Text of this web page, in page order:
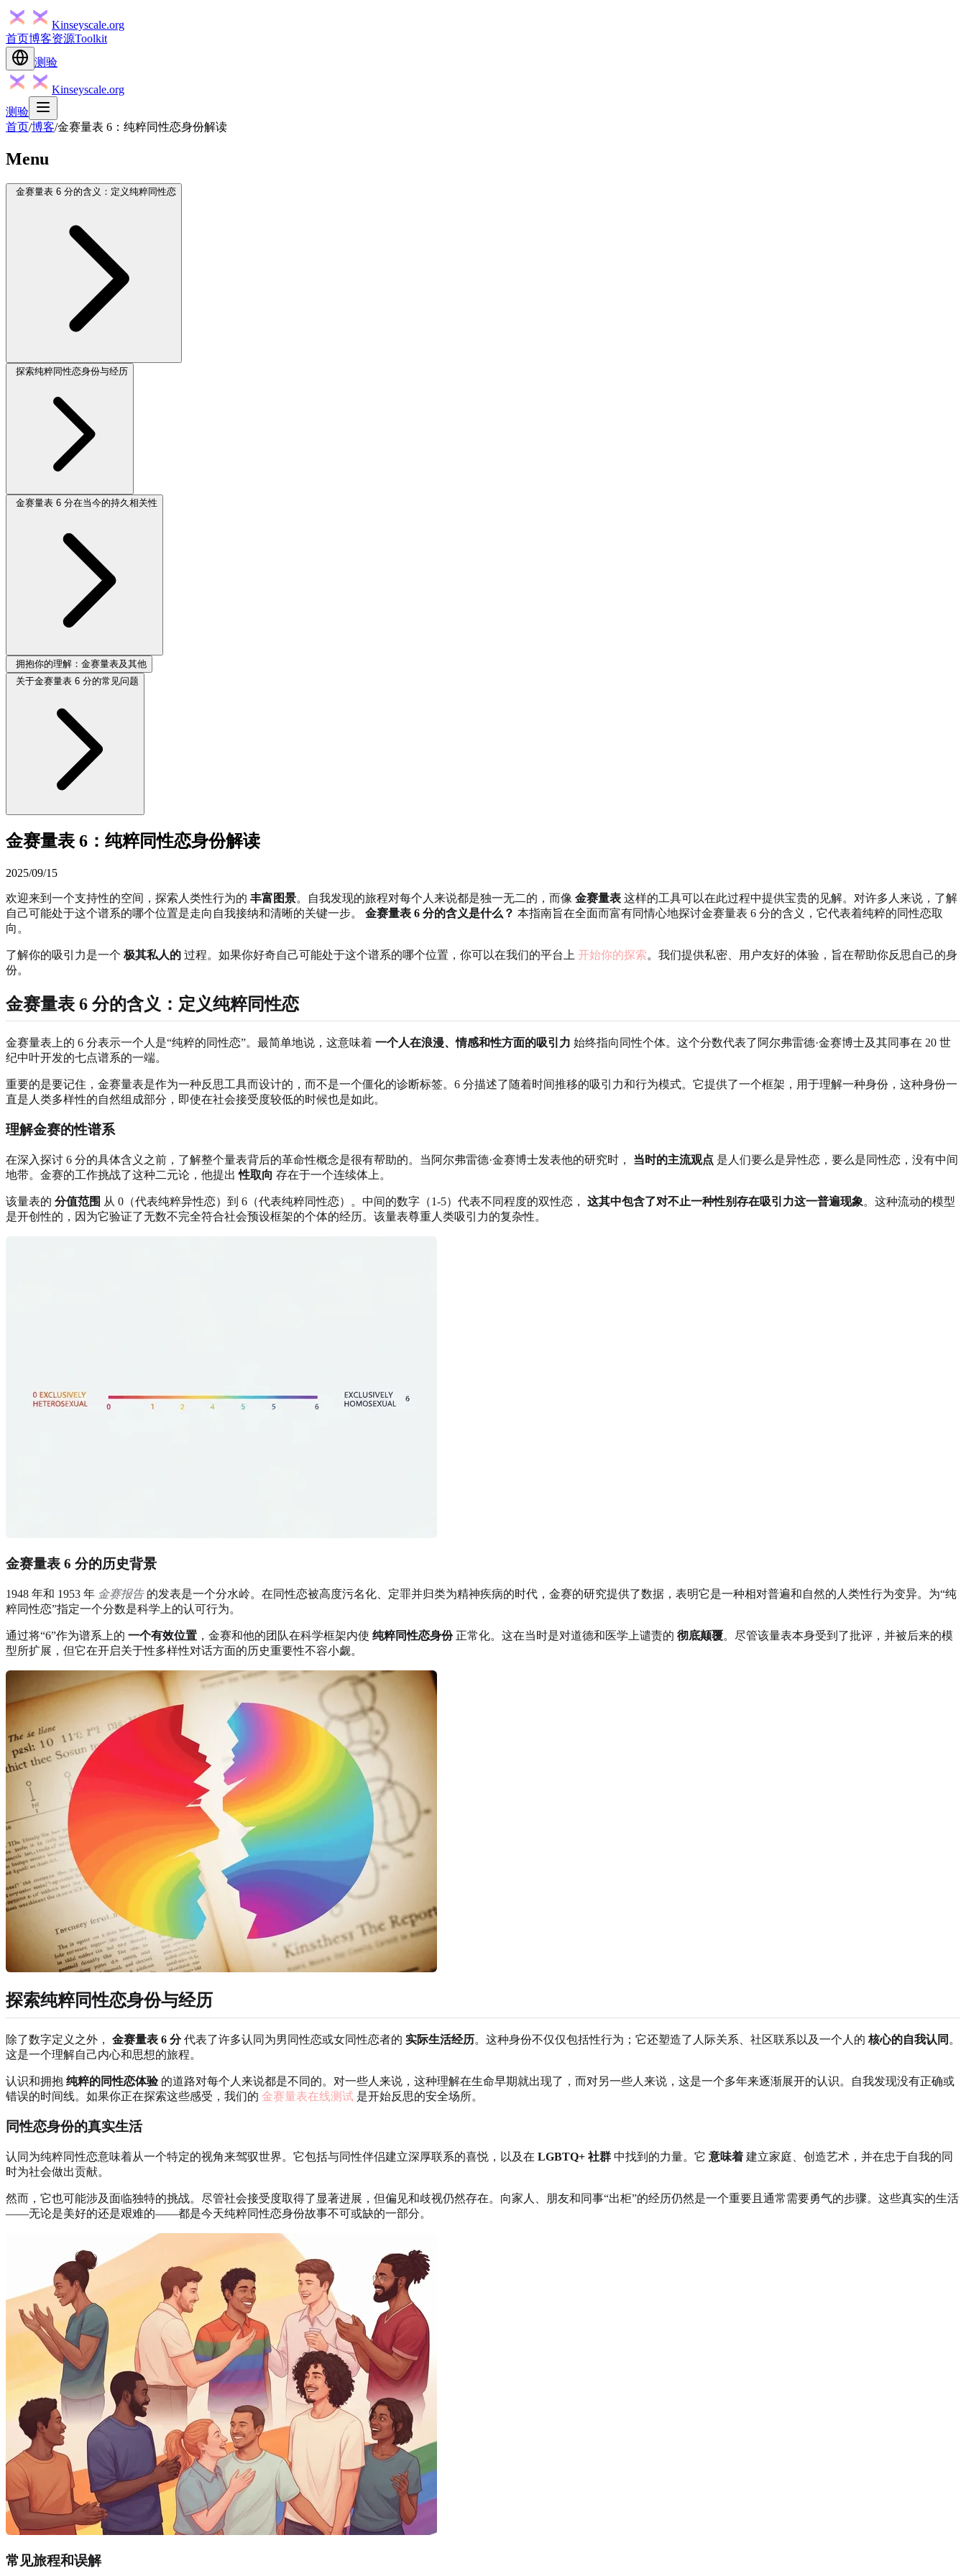
Kinseyscale.org
首页博客资源Toolkit
测验
Kinseyscale.org
测验
首页/博客/金赛量表 6：纯粹同性恋身份解读
Menu
金赛量表 6 分的含义：定义纯粹同性恋
探索纯粹同性恋身份与经历
金赛量表 6 分在当今的持久相关性
拥抱你的理解：金赛量表及其他
关于金赛量表 6 分的常见问题
金赛量表 6：纯粹同性恋身份解读
2025/09/15
欢迎来到一个支持性的空间，探索人类性行为的 丰富图景。自我发现的旅程对每个人来说都是独一无二的，而像 金赛量表 这样的工具可以在此过程中提供宝贵的见解。对许多人来说，了解
自己可能处于这个谱系的哪个位置是走向自我接纳和清晰的关键一步。 金赛量表 6 分的含义是什么？ 本指南旨在全面而富有同情心地探讨金赛量表 6 分的含义，它代表着纯粹的同性恋取
向。
了解你的吸引力是一个 极其私人的 过程。如果你好奇自己可能处于这个谱系的哪个位置，你可以在我们的平台上 开始你的探索。我们提供私密、用户友好的体验，旨在帮助你反思自己的身
份。
金赛量表 6 分的含义：定义纯粹同性恋
金赛量表上的 6 分表示一个人是“纯粹的同性恋”。最简单地说，这意味着 一个人在浪漫、情感和性方面的吸引力 始终指向同性个体。这个分数代表了阿尔弗雷德·金赛博士及其同事在 20 世
纪中叶开发的七点谱系的一端。
重要的是要记住，金赛量表是作为一种反思工具而设计的，而不是一个僵化的诊断标签。6 分描述了随着时间推移的吸引力和行为模式。它提供了一个框架，用于理解一种身份，这种身份一
直是人类多样性的自然组成部分，即使在社会接受度较低的时候也是如此。
理解金赛的性谱系
在深入探讨 6 分的具体含义之前，了解整个量表背后的革命性概念是很有帮助的。当阿尔弗雷德·金赛博士发表他的研究时， 当时的主流观点 是人们要么是异性恋，要么是同性恋，没有中间
地带。金赛的工作挑战了这种二元论，他提出性取向 存在于一个连续体上。
该量表的 分值范围 从 0（代表纯粹异性恋）到 6（代表纯粹同性恋）。中间的数字（1-5）代表不同程度的双性恋， 这其中包含了对不止一种性别存在吸引力这一普遍现象。这种流动的模型
是开创性的，因为它验证了无数不完全符合社会预设框架的个体的经历。该量表尊重人类吸引力的复杂性。
金赛量表 6 分的历史背景
1948 年和 1953 年 金赛报告的发表是一个分水岭。在同性恋被高度污名化、定罪并归类为精神疾病的时代，金赛的研究提供了数据，表明它是一种相对普遍和自然的人类性行为变异。为“纯
粹同性恋”指定一个分数是科学上的认可行为。
通过将“6”作为谱系上的 一个有效位置 ，金赛和他的团队在科学框架内使 纯粹同性恋身份正常化。这在当时是对道德和医学上谴责的 彻底颠覆。尽管该量表本身受到了批评，并被后来的模
型所扩展，但它在开启关于性多样性对话方面的历史重要性不容小觑。
探索纯粹同性恋身份与经历
除了数字定义之外， 金赛量表 6 分代表了许多认同为男同性恋或女同性恋者的 实际生活经历。这种身份不仅仅包括性行为；它还塑造了人际关系、社区联系以及一个人的 核心的自我认同 。
这是一个理解自己内心和思想的旅程。
认识和拥抱 纯粹的同性恋体验的道路对每个人来说都是不同的。对一些人来说，这种理解在生命早期就出现了，而对另一些人来说，这是一个多年来逐渐展开的认识。自我发现没有正确或
错误的时间线。如果你正在探索这些感受，我们的 金赛量表在线测试 是开始反思的安全场所。
同性恋身份的真实生活
认同为纯粹同性恋意味着从一个特定的视角来驾驭世界。它包括与同性伴侣建立深厚联系的喜悦，以及在 LGBTQ+ 社群 中找到的力量。它 意味着 建立家庭、创造艺术，并在忠于自我的同
时为社会做出贡献。
然而，它也可能涉及面临独特的挑战。尽管社会接受度取得了显著进展，但偏见和歧视仍然存在。向家人、朋友和同事“出柜”的经历仍然是一个重要且通常需要勇气的步骤。这些真实的生活
——无论是美好的还是艰难的——都是今天纯粹同性恋身份故事不可或缺的一部分。
常见旅程和误解